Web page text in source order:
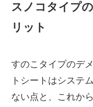
スノコタイプ
リット
すのこタイプのデ
トシートはシステ
ない点と、これか